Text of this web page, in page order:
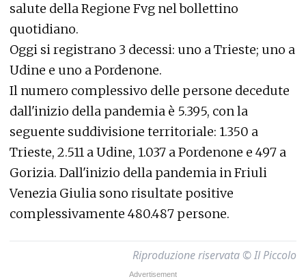
salute della Regione Fvg nel bollettino
quotidiano.
Oggi si registrano 3 decessi: uno a Trieste; uno a
Udine e uno a Pordenone.
Il numero complessivo delle persone decedute
dall'inizio della pandemia è 5.395, con la
seguente suddivisione territoriale: 1.350 a
Trieste, 2.511 a Udine, 1.037 a Pordenone e 497 a
Gorizia. Dall'inizio della pandemia in Friuli
Venezia Giulia sono risultate positive
complessivamente 480.487 persone.
Riproduzione riservata © Il Piccolo